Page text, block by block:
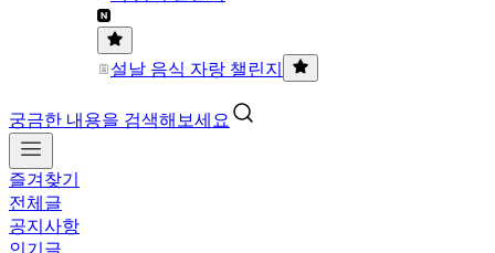
설날 음식 자랑 챌린지
궁금한 내용을 검색해보세요
즐겨찾기
전체글
공지사항
인기글